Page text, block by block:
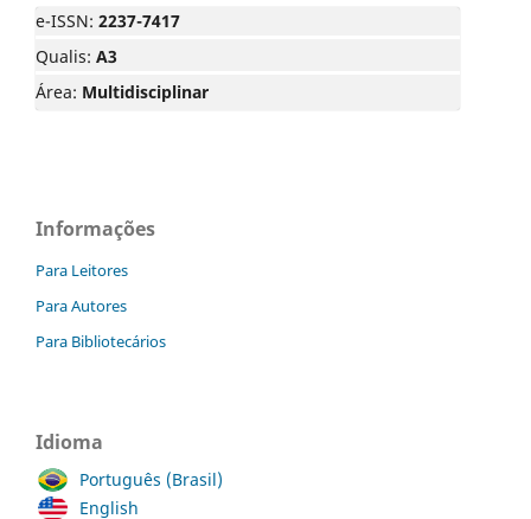
e-ISSN: 2237-7417
Qualis: A3
Área: Multidisciplinar
Informações
Para Leitores
Para Autores
Para Bibliotecários
Idioma
Português (Brasil)
English